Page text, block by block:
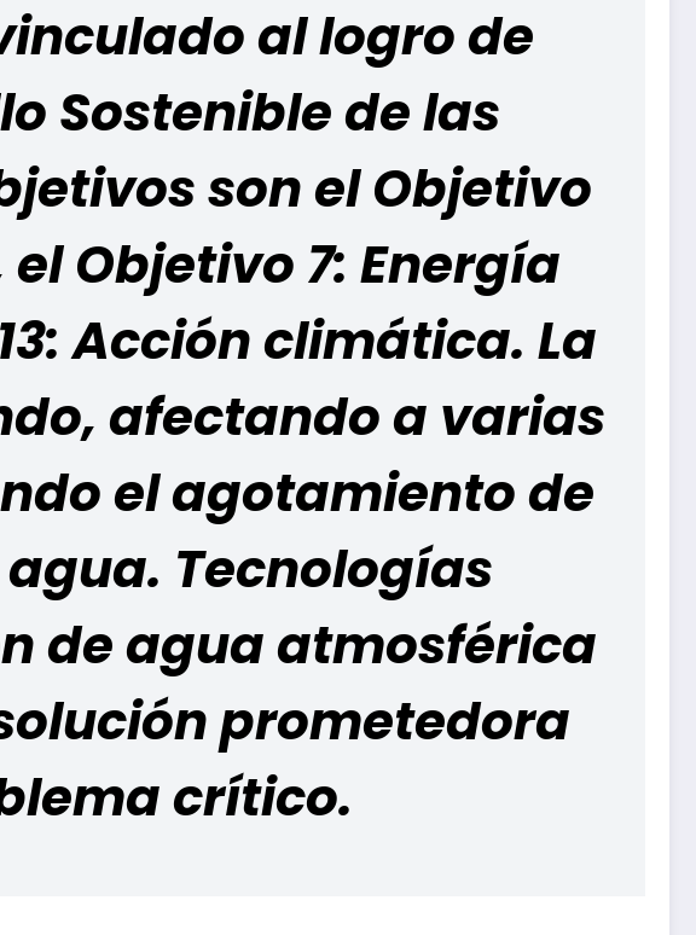
al logro de
Sostenible de las
son elObjetivo
elObjetivo 7: Energía
Acción climática. La
afectando a varias
el agotamiento de
Tecnologías
de agua atmosférica
prometedora
crítico.